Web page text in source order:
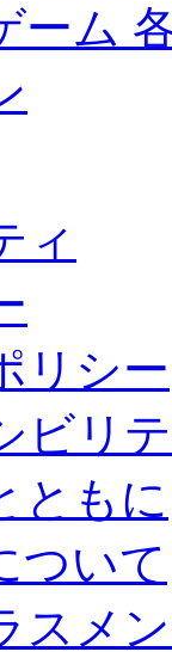
ーム
ィ
リシー
ビリ
ともに
ついて
スメ